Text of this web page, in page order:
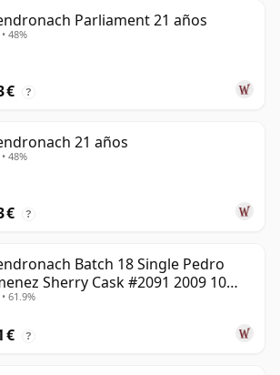
Parliament 21 años
48%
€ ?
21 años
48%
€ ?
Batch 18 Single Pedro
Sherry Cask #2091 2009 10
61.9%
€ ?